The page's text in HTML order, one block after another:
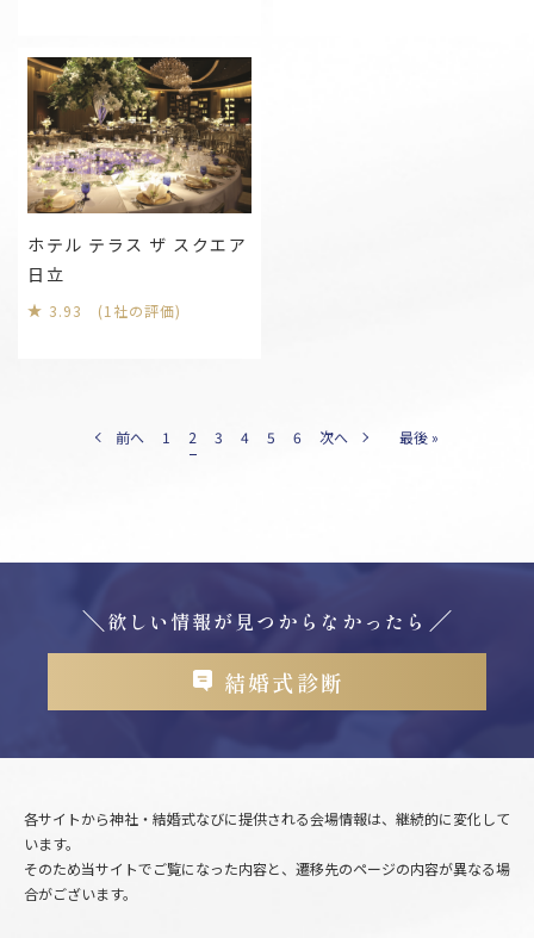
ホテル テラス ザ スクエア
日立
3.93 (1社の評価)
前へ 1 2 3 4 5 6 次へ 最後 »
欲しい情報が見つからなかったら
結婚式診断
各サイトから神社・結婚式なびに提供される会場情報は、継続的に変化して
います。
そのため当サイトでご覧になった内容と、遷移先のページの内容が異なる場
合がございます。